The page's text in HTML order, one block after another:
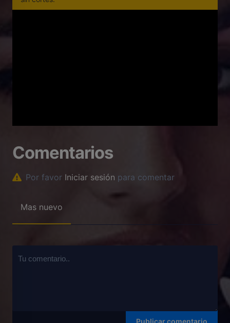
Comentarios
Por favor Iniciar sesión para comentar
Mas nuevo